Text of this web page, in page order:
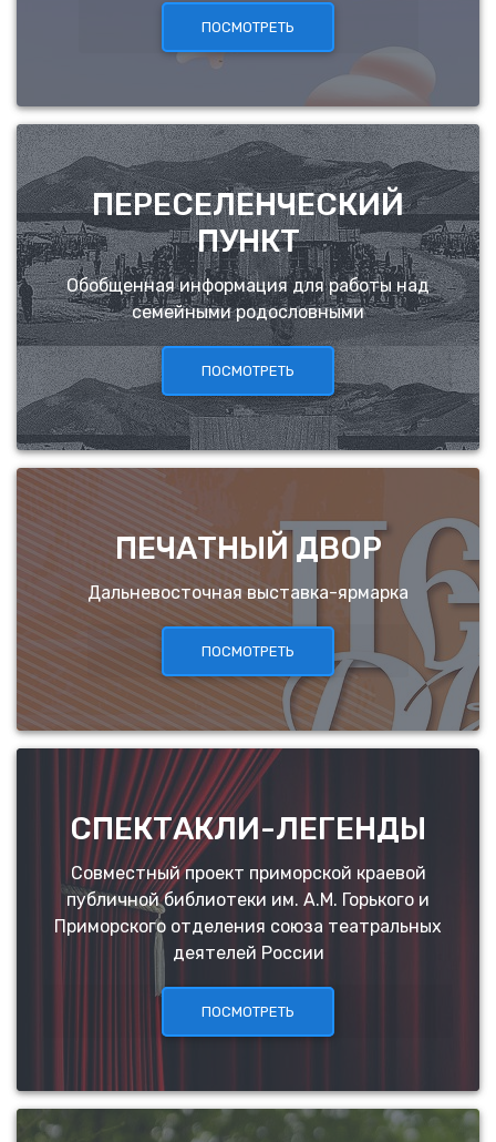
ПОСМОТРЕТЬ
ПЕРЕСЕЛЕНЧЕСКИЙ
ПУНКТ
Обобщенная информация для работы над
семейными родословными
ПОСМОТРЕТЬ
ПЕЧАТНЫЙ ДВОР
Дальневосточная выставка-ярмарка
ПОСМОТРЕТЬ
СПЕКТАКЛИ-ЛЕГЕНДЫ
Совместный проект приморской краевой
публичной библиотеки им. А.М. Горького и
Приморского отделения союза театральных
деятелей России
ПОСМОТРЕТЬ